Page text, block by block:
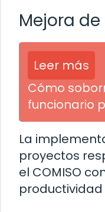
Mejora
Leer más
Cómo
funcionario
La
proyectos
el COMISO